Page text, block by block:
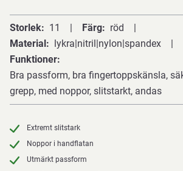
Storlek 11 Färg
röd
Material
lykra|nitril|nylon|spandex
Funktioner
Bra passform, bra fingertoppskänsla,
grepp, med noppor, slitstarkt, andas
Extremt slitstark
Noppor i handflatan
Utmärkt passform